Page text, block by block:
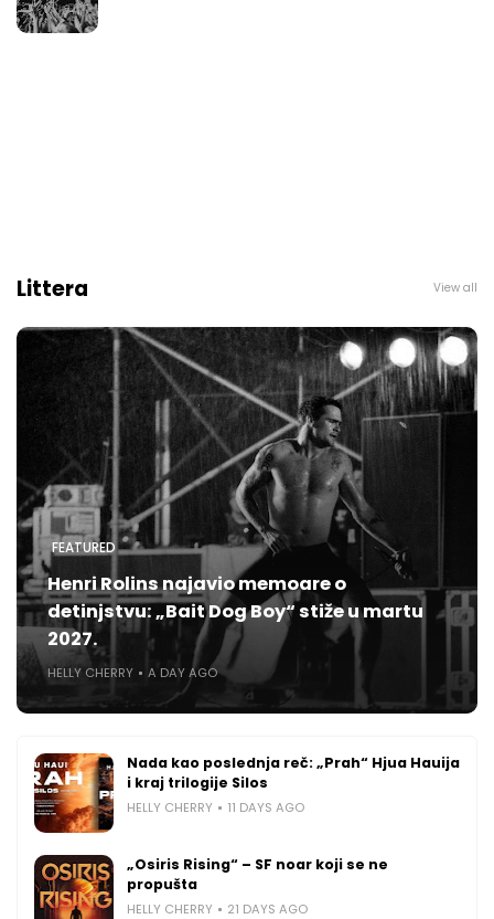
Littera View all
FEATURED
Henri Rolins najavio memoare o
detinjstvu: „Bait Dog Boy“ stiže u martu
2027.
HELLY CHERRY A DAY AGO
Nada kao poslednja reč: „Prah“ Hjua Hauija
i kraj trilogije Silos
HELLY CHERRY 11 DAYS AGO
„Osiris Rising“ – SF noar koji se ne
propušta
HELLY CHERRY 21 DAYS AGO